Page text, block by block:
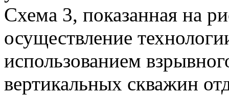
Схема 3, показанная на
осуществление
использованием
вертикальных скважин